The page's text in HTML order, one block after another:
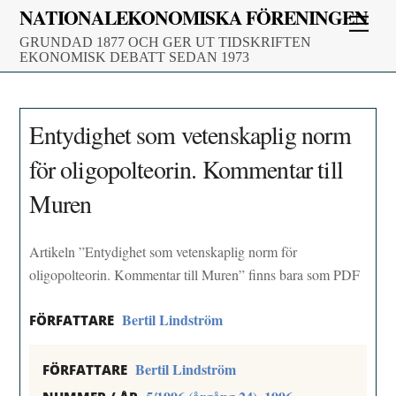
Skip
content
NATIONALEKONOMISKA FÖRENINGEN
GRUNDAD 1877 OCH GER UT TIDSKRIFTEN
EKONOMISK DEBATT SEDAN 1973
Entydighet som vetenskaplig norm
för oligopolteorin. Kommentar till
Muren
Artikeln ”Entydighet som vetenskaplig norm för
oligopolteorin. Kommentar till Muren” finns bara som PDF
FÖRFATTARE Bertil Lindström
FÖRFATTARE Bertil Lindström